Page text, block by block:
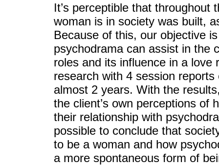
It’s perceptible that
woman is in society was built,
Because of this, our objective
psychodrama can assist in the
roles and its influence in a love
research with 4 session
almost 2 years. With the
the client’s own perceptions of
their relationship with
possible to conclude that
to be a woman and how
a more spontaneous form of